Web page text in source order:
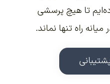
تا هیچ پرسشی
راه تنها نماند.